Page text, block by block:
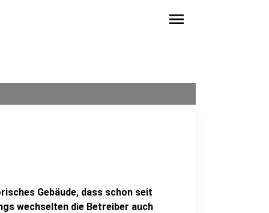
menu
Gebäude, dass schon seit
wechselten die Betreiber auch